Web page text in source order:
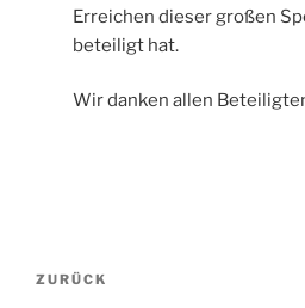
Erreichen dieser großen
beteiligt hat.
Wir danken allen
Beitragsnavigation
Vorheriger
ZURÜCK